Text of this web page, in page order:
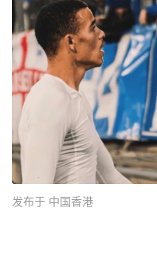
发布于 中国香港